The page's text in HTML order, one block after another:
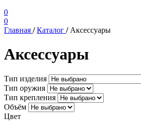
0
0
Главная / Каталог / Аксессуары
Аксессуары
Тип изделия
Тип оружия
Тип крепления
Объём
Цвет